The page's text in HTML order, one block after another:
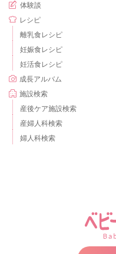
体験談
レシピ
離乳食レシピ
妊娠食レシピ
妊活食レシピ
成長アルバム
施設検索
産後ケア施設検索
産婦人科検索
婦人科検索